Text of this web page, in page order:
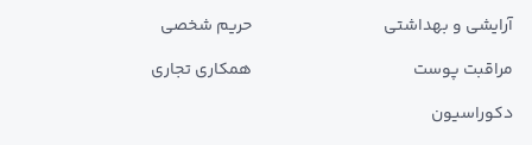
آرایشی و بهداشتی
مراقبت پوست
دکوراسیون
حریم شخصی
همکاری تجاری